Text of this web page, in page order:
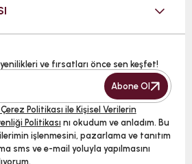
ve fırsatları önce sen keşfet!
Abone Ol
Politikası ile Kişisel Verilerin
Politikası nı okudum ve anladım. Bu
işlenmesini, pazarlama ve tanıtım
sms ve e-mail yoluyla yapılmasını